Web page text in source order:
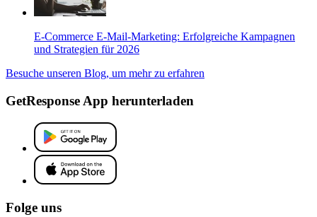
E-Commerce E-Mail-Marketing: Erfolgreiche Kampagnen
und Strategien für 2026
Besuche unseren Blog, um mehr zu erfahren
GetResponse App herunterladen
Folge uns